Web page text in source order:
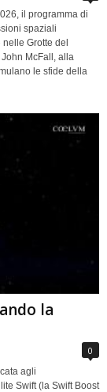
il programma di
spaziali
Grotte del
McFall, alla
le sfide della
la
0
agli
Swift (la Swift Boost